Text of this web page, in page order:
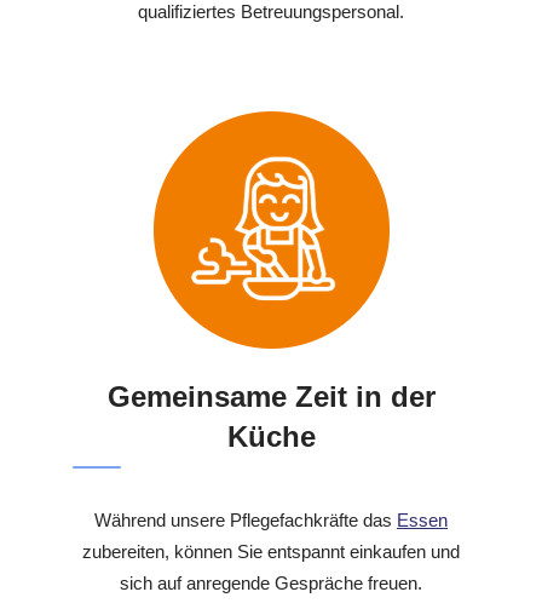
qualifiziertes Betreuungspersonal.
Gemeinsame Zeit in der
Küche
Während unsere Pflegefachkräfte das Essen
zubereiten, können Sie entspannt einkaufen und
sich auf anregende Gespräche freuen.